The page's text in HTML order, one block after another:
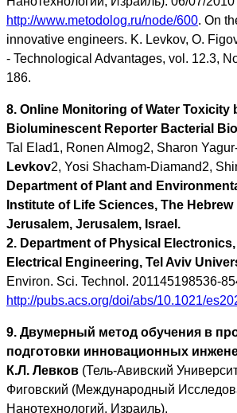
http://www.metodolog.ru/node/600. On
innovative engineers. K. Levkov, O.
- Technological Advantages, vol. 12.3,
186.
8. Online Monitoring of Water Toxicity
Bioluminescent Reporter Bacterial
Tal Elad1, Ronen Almog2, Sharon
Levkov2, Yosi Shacham-Diamand2,
Department of Plant and
Institute of Life Sciences, The
Jerusalem, Jerusalem, Israel.
2. Department of Physical
Electrical Engineering, Tel Aviv
Environ. Sci. Technol. 201145198536-
http://pubs.acs.org/doi/abs/10.1021/
9. Двумерный метод обучения в
подготовки инновационных
К.Л. Левков (Тель-Авивский
Фиговский (Международный
Нанотехнологий, Израиль).